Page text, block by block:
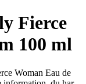
Fierce
100 ml
Woman Eau de